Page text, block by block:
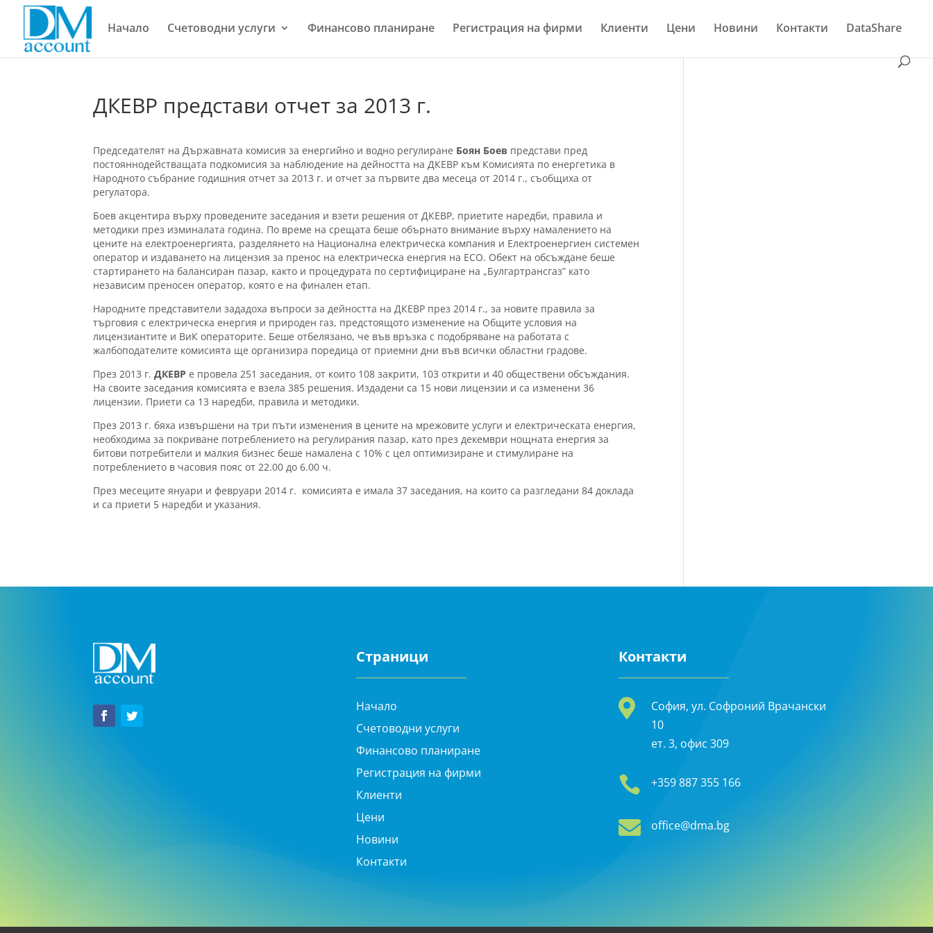
Начало Счетоводни услуги Финансово планиране Регистрация на фирми Клиенти Цени Новини Контакти DataShare
ДКЕВР представи отчет за 2013 г.
Председателят на Държавната комисия за енергийно и водно регулиране Боян Боев представи пред
постояннодействащата подкомисия за наблюдение на дейността на ДКЕВР към Комисията по енергетика в
Народното събрание годишния отчет за 2013 г. и отчет за първите два месеца от 2014 г., съобщиха от
регулатора.
Боев акцентира върху проведените заседания и взети решения от ДКЕВР, приетите наредби, правила и
методики през изминалата година. По време на срещата беше обърнато внимание върху намалението на
цените на електроенергията, разделянето на Национална електрическа компания и Електроенергиен системен
оператор и издаването на лицензия за пренос на електрическа енергия на ЕСО. Обект на обсъждане беше
стартирането на балансиран пазар, както и процедурата по сертифициране на „Булгартрансгаз” като
независим преносен оператор, която е на финален етап.
Народните представители зададоха въпроси за дейността на ДКЕВР през 2014 г., за новите правила за
търговия с електрическа енергия и природен газ, предстоящото изменение на Общите условия на
лицензиантите и ВиК операторите. Беше отбелязано, че във връзка с подобряване на работата с
жалбоподателите комисията ще организира поредица от приемни дни във всички областни градове.
През 2013 г.ДКЕВР е провела 251 заседания, от които 108 закрити, 103 открити и 40 обществени обсъждания.
На своите заседания комисията е взела 385 решения. Издадени са 15 нови лицензии и са изменени 36
лицензии. Приети са 13 наредби, правила и методики.
През 2013 г. бяха извършени на три пъти изменения в цените на мрежовите услуги и електрическата енергия,
необходима за покриване потреблението на регулирания пазар, като през декември нощната енергия за
битови потребители и малкия бизнес беше намалена с 10% с цел оптимизиране и стимулиране на
потреблението в часовия пояс от 22.00 до 6.00 ч.
През месеците януари и февруари 2014 г. комисията е имала 37 заседания, на които са разгледани 84 доклада
и са приети 5 наредби и указания.
Страници
Начало
Счетоводни услуги
Финансово планиране
Регистрация на фирми
Клиенти
Цени
Новини
Контакти
Контакти

София, ул. Софроний Врачански
10
ет. 3, офис 309
 +359 887 355 166
 office@dma.bg